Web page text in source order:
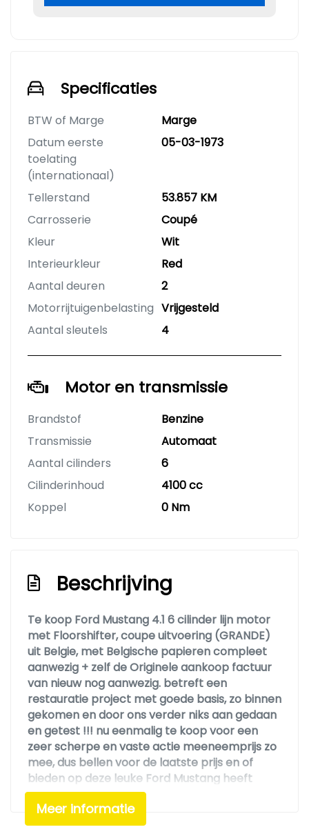
Specificaties
BTW of Marge
Marge
Datum eerste
toelating
(internationaal)
05-03-1973
Tellerstand
53.857 KM
Carrosserie
Coupé
Kleur
Wit
Interieurkleur
Red
Aantal deuren
2
Motorrijtuigenbelasting Vrijgesteld
Aantal sleutels
4
Motor en transmissie
Brandstof
Benzine
Transmissie
Automaat
Aantal cilinders
6
Cilinderinhoud
4100 cc
Koppel
0 Nm
Beschrijving
Te koop Ford Mustang 4.1 6 cilinder lijn motor
met Floorshifter, coupe uitvoering (GRANDE)
uit Belgie, met Belgische papieren compleet
aanwezig + zelf de Originele aankoop factuur
van nieuw nog aanwezig. betreft een
restauratie project met goede basis, zo binnen
gekomen en door ons verder niks aan gedaan
en getest !!! nu eenmalig te koop voor een
zeer scherpe en vaste actie meeneemprijs zo
mee, dus bellen voor de laatste prijs en of
bieden op deze leuke Ford Mustang heeft
geen enkele zin !!! VASTE PRIJS !! FIXED PRICE !!
FESTEN PREIS !!
Meer informatie